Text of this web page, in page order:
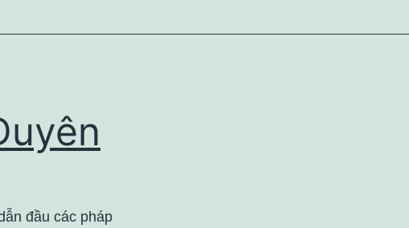
đầu các pháp